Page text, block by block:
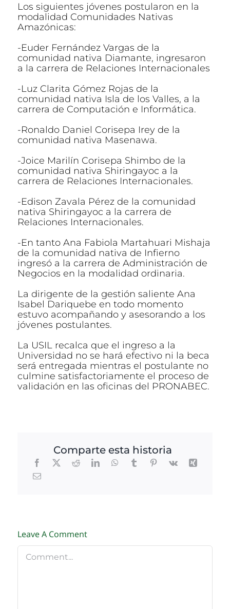
Los siguientes jóvenes postularon en la
modalidad Comunidades Nativas
Amazónicas:
-Euder Fernández Vargas de la
comunidad nativa Diamante, ingresaron
a la carrera de Relaciones Internacionales
-Luz Clarita Gómez Rojas de la
comunidad nativa Isla de los Valles, a la
carrera de Computación e Informática.
-Ronaldo Daniel Corisepa Irey de la
comunidad nativa Masenawa.
-Joice Marilín Corisepa Shimbo de la
comunidad nativa Shiringayoc a la
carrera de Relaciones Internacionales.
-Edison Zavala Pérez de la comunidad
nativa Shiringayoc a la carrera de
Relaciones Internacionales.
-En tanto Ana Fabiola Martahuari Mishaja
de la comunidad nativa de Infierno
ingresó a la carrera de Administración de
Negocios en la modalidad ordinaria.
La dirigente de la gestión saliente Ana
Isabel Dariquebe en todo momento
estuvo acompañando y asesorando a los
jóvenes postulantes.
La USIL recalca que el ingreso a la
Universidad no se hará efectivo ni la beca
será entregada mientras el postulante no
culmine satisfactoriamente el proceso de
validación en las oficinas del PRONABEC.
Comparte esta historia
Leave A Comment
Comment